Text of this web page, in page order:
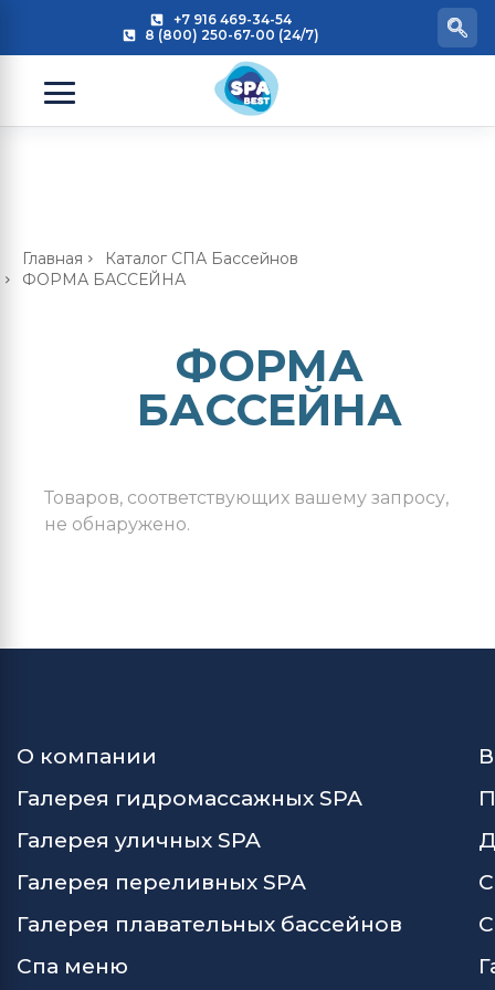
+7 916 469-34-54
8 (800) 250-67-00 (24/7)
Главная
Каталог СПА Бассейнов
ФОРМА БАССЕЙНА
ФОРМА
БАССЕЙНА
Товаров, соответствующих вашему запросу,
не обнаружено.
О компании
Галерея гидромассажных SPA
Галерея уличных SPA
Галерея переливных SPA
Галерея плавательных бассейнов
Спа меню